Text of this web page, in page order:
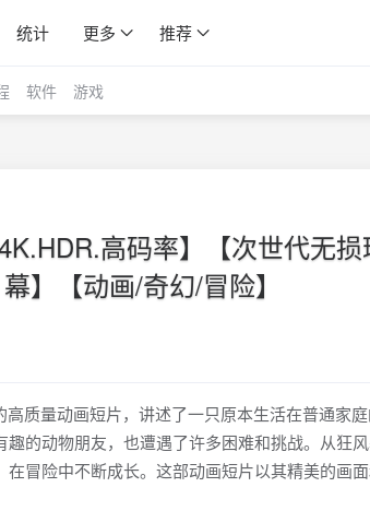
统计 更多 推荐
软件 游戏
高码率】【次世代无
幕】【动画/奇幻/冒险】
质量动画短片，讲述了一只原本生活在普通家
的动物朋友，也遭遇了许多困难和挑战。从狂
冒险中不断成长。这部动画短片以其精美的画